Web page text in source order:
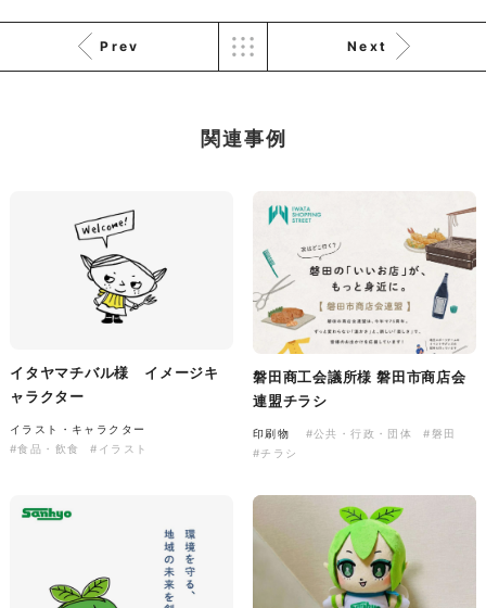
#レスポンシブWebデザイン
印刷物 #食品・飲食
印刷物
#産業廃棄物処理業
#イラスト
#エコ・環境
株式会社三共様 さんきょちゃ
#イラスト
Prev Next
関連事例
イタヤマチバル様 イメージキ
ャラクター
イラスト・キャラクター
#食品・飲食
#イラスト
磐田商工会議所様 磐田市商店会
連盟チラシ
印刷物 #公共・行政・団体
#磐田
#チラシ